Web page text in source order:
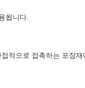
됩니다.
적으로 접촉하는 포장